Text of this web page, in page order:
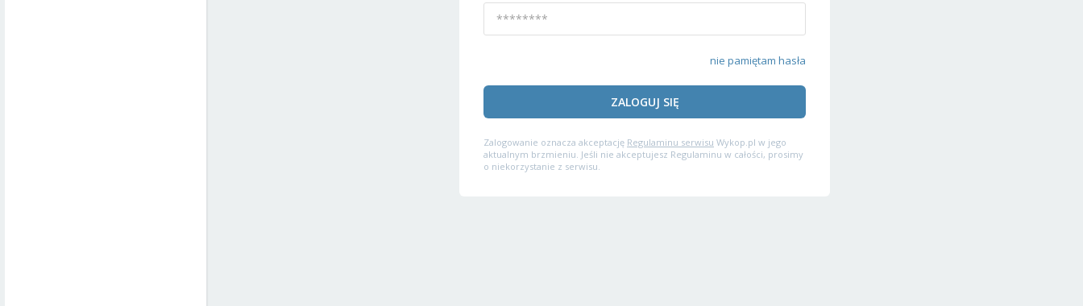
nie pamiętam hasła
ZALOGUJ SIĘ
Zalogowanie oznacza akceptację Regulaminu serwisu Wykop.pl w jego
aktualnym brzmieniu. Jeśli nie akceptujesz Regulaminu w całości, prosimy
o niekorzystanie z serwisu.